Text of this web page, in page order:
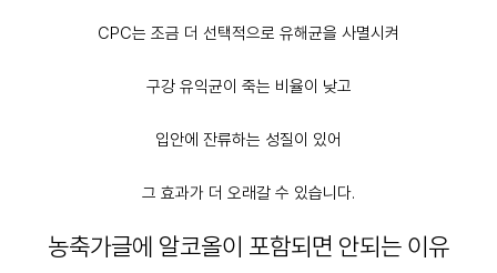
CPC는 조금 더 선택적으로 유해균을 사멸시켜
구강 유익균이 죽는 비율이 낮고
입안에 잔류하는 성질이 있어
그 효과가 더 오래갈 수 있습니다.
농축가글에 알코올이 포함되면 안되는 이유